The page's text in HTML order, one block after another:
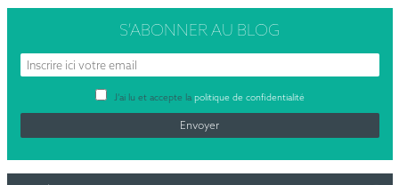
S’ABONNERAU BLOG
J’ai lu et accepte la politique de confidentialité